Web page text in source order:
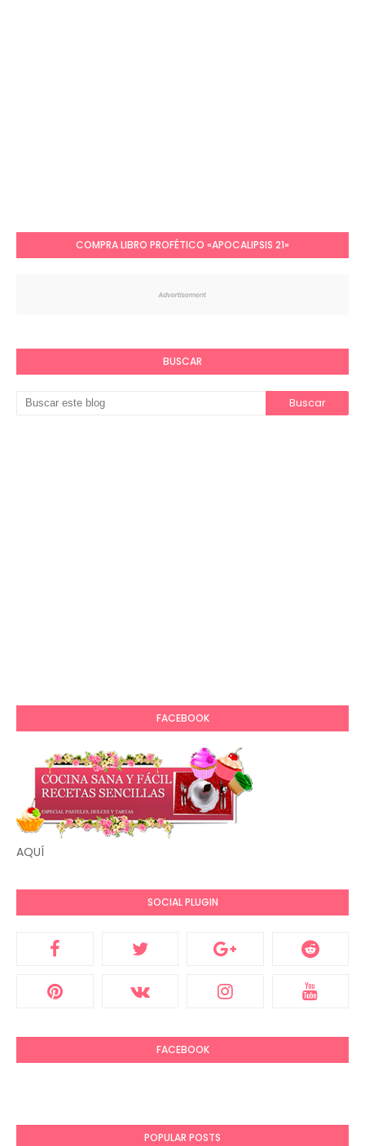
COMPRA LIBRO PROFÉTICO «APOCALIPSIS 21»
BUSCAR
FACEBOOK
AQUÍ
SOCIAL PLUGIN
FACEBOOK
POPULAR POSTS